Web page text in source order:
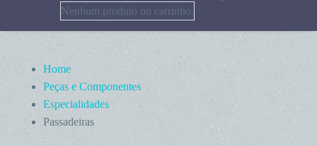
Nenhum produto no carrinho.
Home
Peças e Componentes
Especialidades
Passadeiras